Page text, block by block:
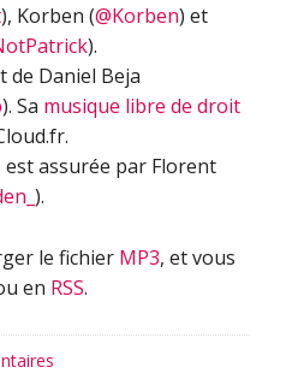
), Korben (@Korben) et
).
de Daniel Beja
). Sa musique libre de droit
est assurée par Florent
).
le fichier MP3, et vous
en RSS.